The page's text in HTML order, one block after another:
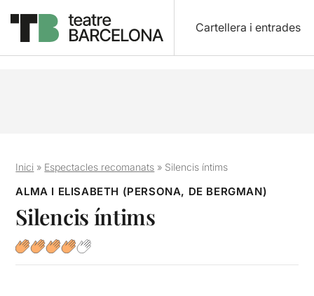
Cartellera i entrades
Inici » Espectacles recomanats » Silencis íntims
ALMA I ELISABETH (PERSONA, DE BERGMAN)
Silencis íntims